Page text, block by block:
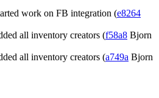
work on FB integration (e8264
all inventory creators (f58a8 Bjorn
all inventory creators (a749a Bjorn